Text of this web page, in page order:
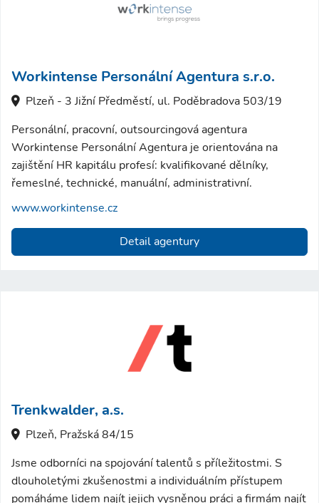
Workintense Personální Agentura s.r.o.
Plzeň - 3 Jižní Předměstí, ul. Poděbradova 503/19
Personální, pracovní, outsourcingová agentura
Workintense Personální Agentura je orientována na
zajištění HR kapitálu profesí: kvalifikované dělníky,
řemeslné, technické, manuální, administrativní.
www.workintense.cz
Detail agentury
Trenkwalder, a.s.
Plzeň, Pražská 84/15
Jsme odborníci na spojování talentů s příležitostmi. S
dlouholetými zkušenostmi a individuálním přístupem
pomáháme lidem najít jejich vysněnou práci a firmám najít